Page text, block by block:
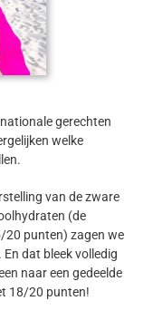
gerechten
welke
van de zware
(de
20 punten) zagen we
dat bleek volledig
naar een gedeelde
18/20 punten!